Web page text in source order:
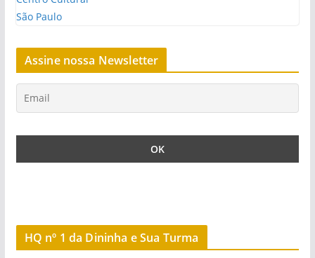
Assine nossa Newsletter
HQ nº 1 da Dininha e Sua Turma